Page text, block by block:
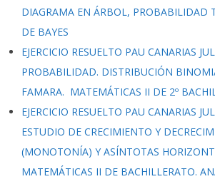
DIAGRAMA EN ÁRBOL, PROBABILIDAD
DE BAYES
EJERCICIO RESUELTO PAU CANARIAS
PROBABILIDAD. DISTRIBUCIÓN
FAMARA. MATEMÁTICAS II DE 2º
EJERCICIO RESUELTO PAU CANARIAS
ESTUDIO DE CRECIMIENTO Y
(MONOTONÍA) Y ASÍNTOTAS
MATEMÁTICAS II DE BACHILLERATO.